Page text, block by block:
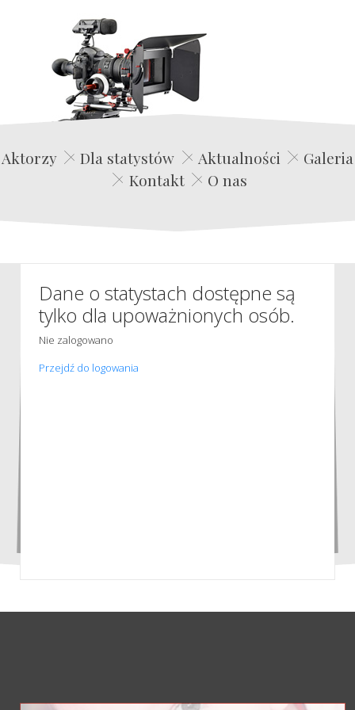
Edwin Film Agencja Aktorska
Aktorzy Dla statystów Aktualności
Galeria
Kontakt
O nas
Dane o statystach dostępne są
tylko dla upoważnionych osób.
Nie zalogowano
Przejdź do logowania